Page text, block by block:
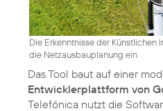
Die Erkenntnisse der Künstlichen
die Netzausbauplanung ein
Das Tool baut auf einer
Entwicklerplattform von
Telefónica nutzt die